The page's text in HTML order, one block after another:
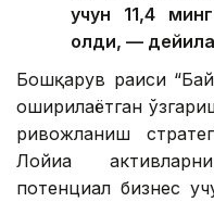
учун 11,4
олди, —
Бошқарув раиси
оширилаётган
ривожланиш
Лойиҳа
потенциал бизнес